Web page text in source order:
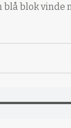
blok vinde